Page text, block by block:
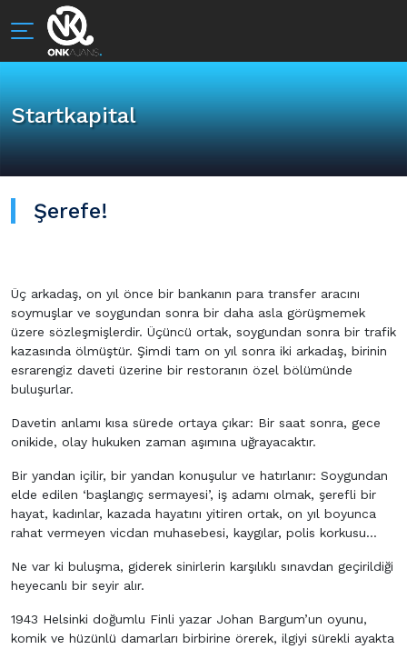
Startkapital
Şerefe!
Üç arkadaş, on yıl önce bir bankanın para transfer aracını
soymuşlar ve soygundan sonra bir daha asla görüşmemek
üzere sözleşmişlerdir. Üçüncü ortak, soygundan sonra bir trafik
kazasında ölmüştür. Şimdi tam on yıl sonra iki arkadaş, birinin
esrarengiz daveti üzerine bir restoranın özel bölümünde
buluşurlar.
Davetin anlamı kısa sürede ortaya çıkar: Bir saat sonra, gece
onikide, olay hukuken zaman aşımına uğrayacaktır.
Bir yandan içilir, bir yandan konuşulur ve hatırlanır: Soygundan
elde edilen ‘başlangıç sermayesi’, iş adamı olmak, şerefli bir
hayat, kadınlar, kazada hayatını yitiren ortak, on yıl boyunca
rahat vermeyen vicdan muhasebesi, kaygılar, polis korkusu…
Ne var ki buluşma, giderek sinirlerin karşılıklı sınavdan geçirildiği
heyecanlı bir seyir alır.
1943 Helsinki doğumlu Finli yazar Johan Bargum’un oyunu,
komik ve hüzünlü damarları birbirine örerek, ilgiyi sürekli ayakta